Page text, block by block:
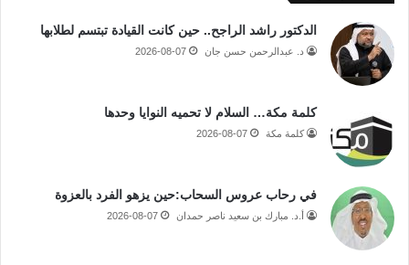
الدكتور راشد الراجح.. حين كانت القيادة تبتسم لطلابها
د. عبدالرحمن حسن جان 2026-08-07
كلمة مكة… السلام لا تحميه النوايا وحدها
كلمة مكة 2026-08-07
في رحاب عروس السحاب:حين يزهو الفرد بالعزوة
أ.د. مبارك بن سعيد ناصر حمدان 2026-08-07